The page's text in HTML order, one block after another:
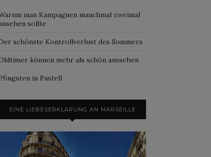
man Kampagnen manchmal zweimal
sollte
schönste Kontrollverlust des Sommers
können mehr als schön aussehen
in Pastell
EINE LIEBESERKLÄRUNG AN MARSEILLE